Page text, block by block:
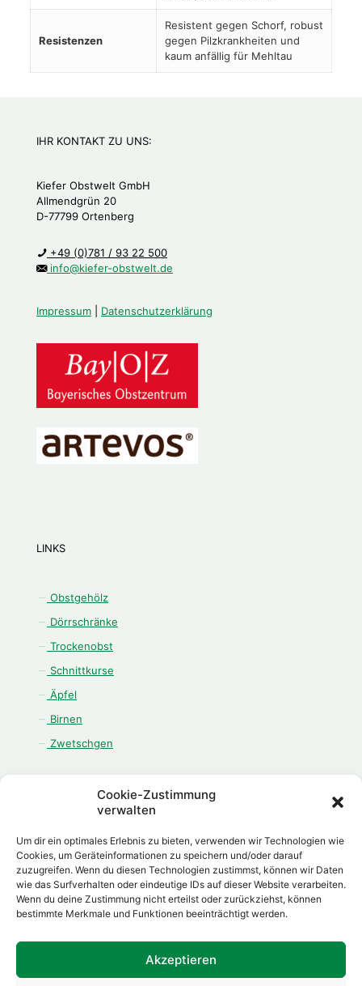
Cookie-Zustimmung
verwalten
Um dir ein optimales Erlebnis zu bieten, verwenden wir Technologien wie
Cookies, um Geräteinformationen zu speichern und/oder darauf
zuzugreifen. Wenn du diesen Technologien zustimmst, können wir Daten
wie das Surfverhalten oder eindeutige IDs auf dieser Website verarbeiten.
Wenn du deine Zustimmung nicht erteilst oder zurückziehst, können
bestimmte Merkmale und Funktionen beeinträchtigt werden.
Akzeptieren
Resistenzen
Resistent gegen Schorf, robust
gegen Pilzkrankheiten und
kaum anfällig für Mehltau
IHR KONTAKT ZU UNS:
Kiefer Obstwelt GmbH
Allmendgrün 20
D-77799 Ortenberg
+49 (0)781 / 93 22 500
info@kiefer-obstwelt.de
Impressum Datenschutzerklärung
LINKS
Obstgehölz
Dörrschränke
Trockenobst
Schnittkurse
Äpfel
Birnen
Zwetschgen
ÖFFNUNGSZEITEN
Montag - Freitag:
08.00 Uhr - 12.00 Uhr
13.00 Uhr - 18.00 Uhr
Samstag: